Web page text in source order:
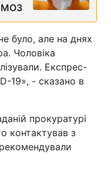
МОЗ
було, але на днях
Чоловіка
Експрес-
19», - сказано в
прокуратурі
контактував з